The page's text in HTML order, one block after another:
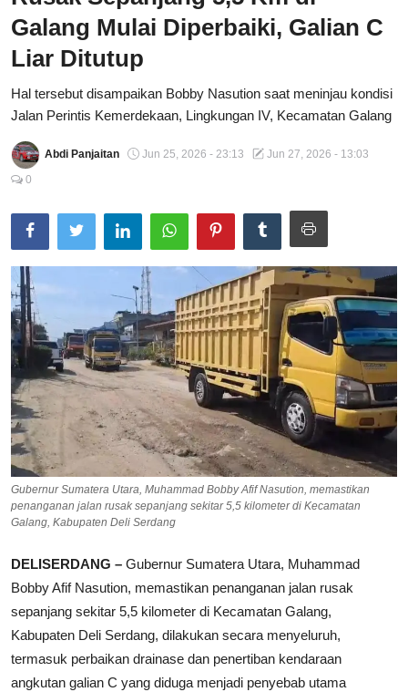
Total Sports
Contact
Pedoman Media Siber
Galang Mulai Diperbaiki, Galian C
Liar Ditutup
Hal tersebut disampaikan Bobby Nasution saat meninjau kondisi
Jalan Perintis Kemerdekaan, Lingkungan IV, Kecamatan Galang
Abdi Panjaitan Jun 25, 2026 - 23:13
Jun 27, 2026 - 13:03
0
Gubernur Sumatera Utara, Muhammad Bobby Afif Nasution, memastikan
penanganan jalan rusak sepanjang sekitar 5,5 kilometer di Kecamatan
Galang, Kabupaten Deli Serdang
DELISERDANG – Gubernur Sumatera Utara, Muhammad
Bobby Afif Nasution, memastikan penanganan jalan rusak
sepanjang sekitar 5,5 kilometer di Kecamatan Galang,
Kabupaten Deli Serdang, dilakukan secara menyeluruh,
termasuk perbaikan drainase dan penertiban kendaraan
angkutan galian C yang diduga menjadi penyebab utama